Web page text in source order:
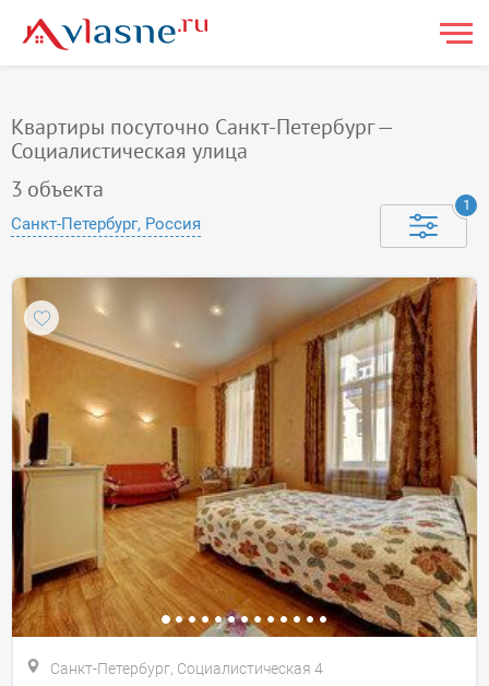
Квартиры посуточно Санкт-Петербург —
Социалистическая улица
3 объекта
Санкт-Петербург, Россия
1
Санкт-Петербург, Социалистическая 4